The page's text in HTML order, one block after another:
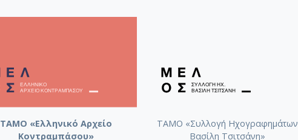
ΤΑΜΟ «Ελληνικό Αρχείο
Κοντραμπάσου»
ΤΑΜΟ «Συλλογή Ηχογραφημάτων
Βασίλη Τσιτσάνη»